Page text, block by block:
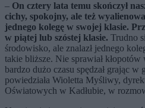
– On cztery lata temu skończył
cichy, spokojny, ale też
jednego kolegę w swojej klasie.
w piątej lub szóstej klasie. Trudno
środowisko, ale znalazł jednego
takie bliższe. Nie sprawiał
bardzo dużo czasu spędzał grając
powiedziała Wioletta Myśliwy,
Oświatowych w Kadłubie, w